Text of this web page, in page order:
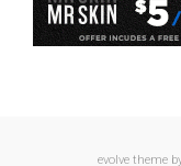
evolvetheme